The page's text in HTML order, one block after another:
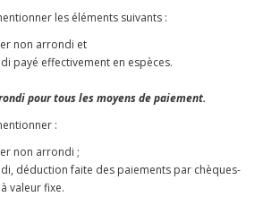
les éléments suivants :
non arrondi et
payé effectivement en espèces.
pour tous les moyens de paiement.
:
non arrondi ;
déduction faite des paiements par chèques-
valeur fixe.